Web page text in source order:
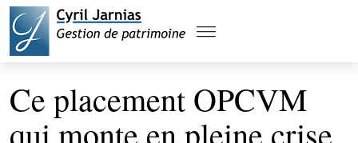
Ce placement OPCVM
qui monte en pleine crise